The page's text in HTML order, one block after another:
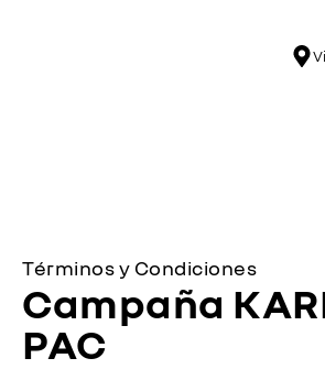
Términos y Condiciones
Campaña
PAC